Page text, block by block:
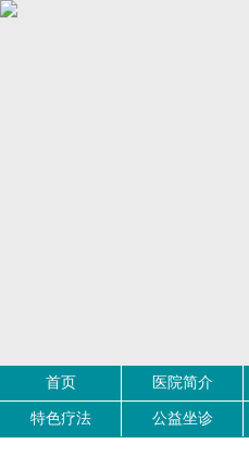
首页 医院简介
特色疗法 公益坐诊